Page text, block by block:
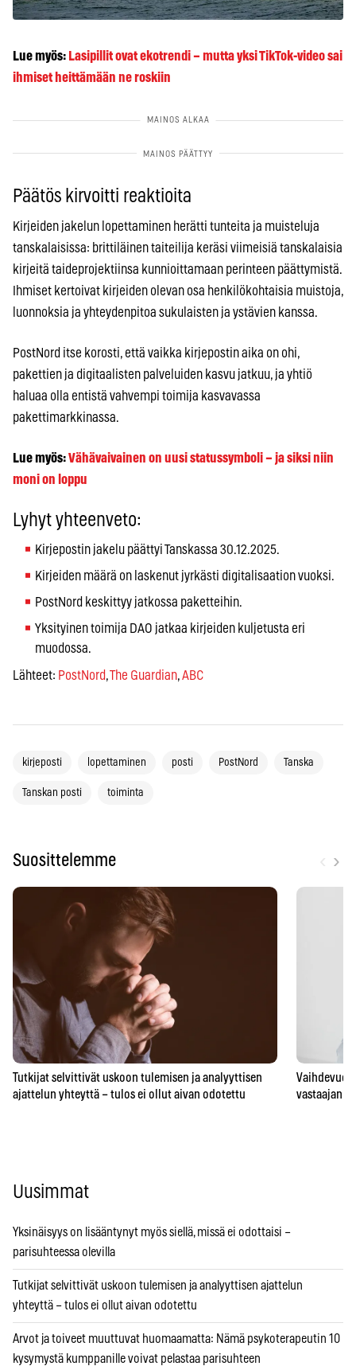
Lue myös: Lasipillit ovat ekotrendi – mutta yksi TikTok-video sai
ihmiset heittämään ne roskiin
Päätös kirvoitti reaktioita
Kirjeiden jakelun lopettaminen herätti tunteita ja muisteluja
tanskalaisissa: brittiläinen taiteilija keräsi viimeisiä tanskalaisia
kirjeitä taideprojektiinsa kunnioittamaan perinteen päättymistä.
Ihmiset kertoivat kirjeiden olevan osa henkilökohtaisia muistoja,
luonnoksia ja yhteydenpitoa sukulaisten ja ystävien kanssa.
PostNord itse korosti, että vaikka kirjepostin aika on ohi,
pakettien ja digitaalisten palveluiden kasvu jatkuu, ja yhtiö
haluaa olla entistä vahvempi toimija kasvavassa
pakettimarkkinassa.
Lue myös:Vähävaivainen on uusi statussymboli – ja siksi niin
moni on loppu
Lyhyt yhteenveto:
Kirjepostin jakelu päättyi Tanskassa 30.12.2025.
Kirjeiden määrä on laskenut jyrkästi digitalisaation vuoksi.
PostNord keskittyy jatkossa paketteihin.
Yksityinen toimija DAO jatkaa kirjeiden kuljetusta eri
muodossa.
Lähteet: PostNord,The Guardian,ABC
kirjeposti lopettaminen posti PostNord Tanska
Tanskan posti toiminta
Suosittelemme ›
Tutkijat selvittivät uskoon tulemisen ja analyyttisen
ajattelun yhteyttä – tulos ei ollut aivan odotettu
vastaajan
Uusimmat
Yksinäisyys on lisääntynyt myös siellä, missä ei odottaisi –
parisuhteessa olevilla
Tutkijat selvittivät uskoon tulemisen ja analyyttisen ajattelun
yhteyttä – tulos ei ollut aivan odotettu
Arvot ja toiveet muuttuvat huomaamatta: Nämä psykoterapeutin 10
kysymystä kumppanille voivat pelastaa parisuhteen